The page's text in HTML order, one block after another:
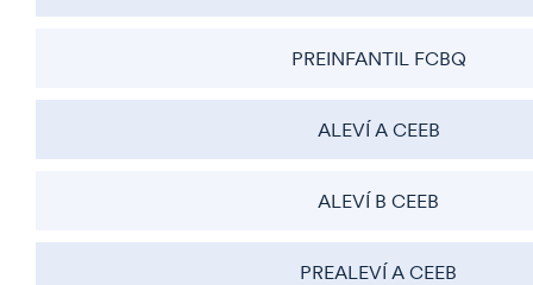
PREINFANTIL FCBQ
ALEVÍ A CEEB
ALEVÍ B CEEB
PREALEVÍ A CEEB